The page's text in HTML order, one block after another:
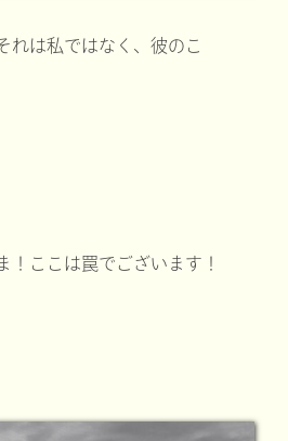
れは私ではなく、彼のこ
！ここは罠でございます！